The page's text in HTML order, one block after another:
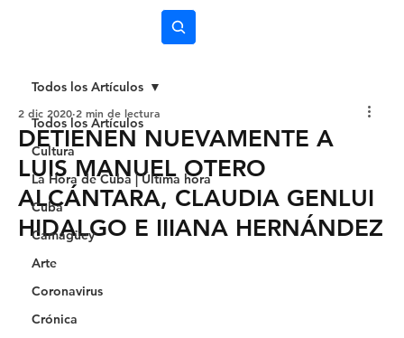
Todos los Artículos
Cultura
La Hora de Cuba | Última hora
Cuba
Camagüey
Arte
Coronavirus
Crónica
Todos los Artículos
DETIENEN NUEVAMENTE A
LUIS MANUEL OTERO
ALCÁNTARA, CLAUDIA GENLUI
HIDALGO E IIIANA HERNÁNDEZ
2 dic 2020 2 min de lectura